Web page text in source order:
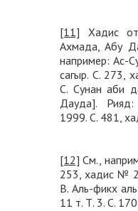
[11] Хадис
Ахмада, Абу
например: Ас-
сагыр. С. 273,
С. Сунан аби
Дауда]. Рияд:
1999. С. 481,
[12] См.,
253, хадис №
В. Аль-фикх
11 т. Т. 3. С.